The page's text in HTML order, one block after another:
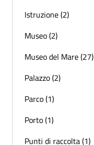
Istruzione (2)
Museo (2)
Museo del Mare (27)
Palazzo (2)
Parco (1)
Porto (1)
Punti di raccolta (1)